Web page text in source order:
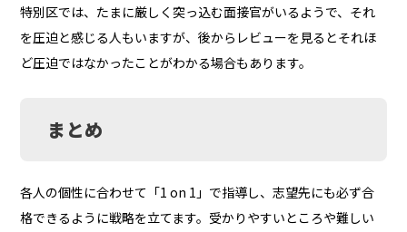
特別区では、たまに厳しく突っ込む面接官がいるようで、それ
を圧迫と感じる人もいますが、後からレビューを見るとそれほ
ど圧迫ではなかったことがわかる場合もあります。
まとめ
各人の個性に合わせて「1 on 1」で指導し、志望先にも必ず合
格できるように戦略を立てます。受かりやすいところや難しい